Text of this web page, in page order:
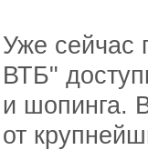
Уже сейчас
ВТБ"
и шопинга.
от